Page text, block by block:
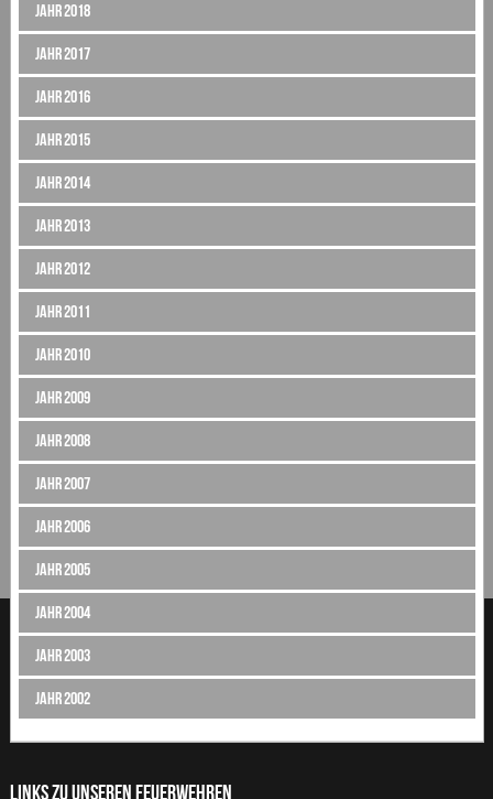
Jahr 2018
Jahr 2017
Jahr 2016
Jahr 2015
Jahr 2014
Jahr 2013
Jahr 2012
Jahr 2011
Jahr 2010
Jahr 2009
Jahr 2008
Jahr 2007
Jahr 2006
Jahr 2005
Jahr 2004
Jahr 2003
Jahr 2002
LINKS ZU UNSEREN FEUERWEHREN